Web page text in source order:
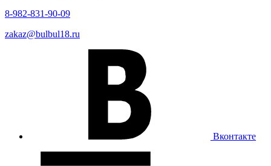
8-982-831-90-09
zakaz@bulbul18.ru
Вконтакте